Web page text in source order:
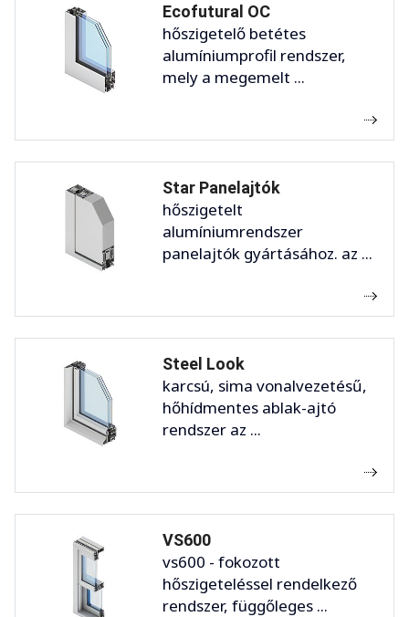
Ecofutural OC
hőszigetelő betétes
alumíniumprofil rendszer,
mely a megemelt ...
Star Panelajtók
hőszigetelt
alumíniumrendszer
panelajtók gyártásához. az ...
Steel Look
karcsú, sima vonalvezetésű,
hőhídmentes ablak-ajtó
rendszer az ...
VS600
vs600 - fokozott
hőszigeteléssel rendelkező
rendszer, függőleges ...